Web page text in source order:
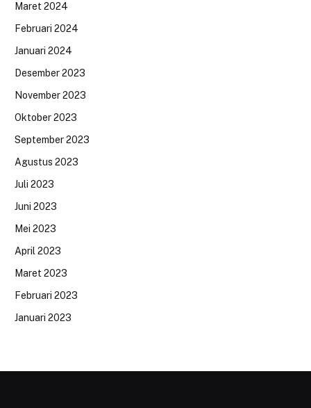
Maret 2024
Februari 2024
Januari 2024
Desember 2023
November 2023
Oktober 2023
September 2023
Agustus 2023
Juli 2023
Juni 2023
Mei 2023
April 2023
Maret 2023
Februari 2023
Januari 2023